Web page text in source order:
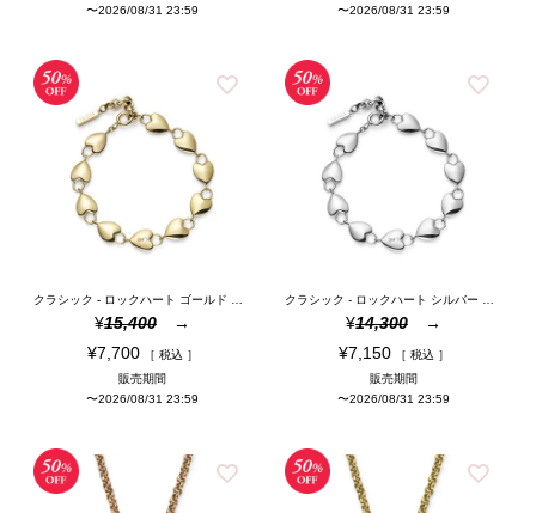
〜2026/08/31 23:59 〜2026/08/31 23:59
¥15,400
¥7,700
税込
販売期間
〜2026/08/31 23:59
¥14,300
¥7,150
税込
販売期間
〜2026/08/31 23:59